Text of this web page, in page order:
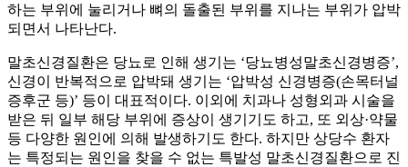
하는 부위에 눌리거나 뼈의 돌출된 부위를 지나는 부위가 압박
되면서 나타난다.
말초신경질환은 당뇨로 인해 생기는 ‘당뇨병성말초신경병증’,
신경이 반복적으로 압박돼 생기는 ‘압박성 신경병증(손목터널
증후군 등)’ 등이 대표적이다. 이외에 치과나 성형외과 시술을
받은 뒤 일부 해당 부위에 증상이 생기기도 하고, 또 외상·약물
등 다양한 원인에 의해 발생하기도 한다. 하지만 상당수 환자
는 특정되는 원인을 찾을 수 없는 특발성 말초신경질환으로 진